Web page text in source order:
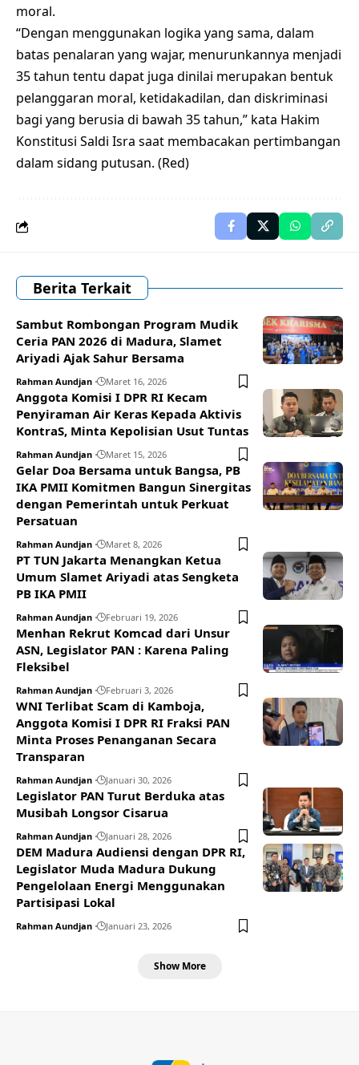
moral.
“Dengan menggunakan logika yang sama, dalam
batas penalaran yang wajar, menurunkannya menjadi
35 tahun tentu dapat juga dinilai merupakan bentuk
pelanggaran moral, ketidakadilan, dan diskriminasi
bagi yang berusia di bawah 35 tahun,” kata Hakim
Konstitusi Saldi Isra saat membacakan pertimbangan
dalam sidang putusan. (Red)
Berita Terkait
Sambut Rombongan Program Mudik
Ceria PAN 2026 di Madura, Slamet
Ariyadi Ajak Sahur Bersama
Rahman Aundjan Maret 16, 2026
Anggota Komisi I DPR RI Kecam
Penyiraman Air Keras Kepada Aktivis
KontraS, Minta Kepolisian Usut Tuntas
Rahman Aundjan Maret 15, 2026
Gelar Doa Bersama untuk Bangsa, PB
IKA PMII Komitmen Bangun Sinergitas
dengan Pemerintah untuk Perkuat
Persatuan
Rahman Aundjan Maret 8, 2026
PT TUN Jakarta Menangkan Ketua
Umum Slamet Ariyadi atas Sengketa
PB IKA PMII
Rahman Aundjan Februari 19, 2026
Menhan Rekrut Komcad dari Unsur
ASN, Legislator PAN : Karena Paling
Fleksibel
Rahman Aundjan Februari 3, 2026
WNI Terlibat Scam di Kamboja,
Anggota Komisi I DPR RI Fraksi PAN
Minta Proses Penanganan Secara
Transparan
Rahman Aundjan Januari 30, 2026
Legislator PAN Turut Berduka atas
Musibah Longsor Cisarua
Rahman Aundjan Januari 28, 2026
DEM Madura Audiensi dengan DPR RI,
Legislator Muda Madura Dukung
Pengelolaan Energi Menggunakan
Partisipasi Lokal
Rahman Aundjan Januari 23, 2026
Show More